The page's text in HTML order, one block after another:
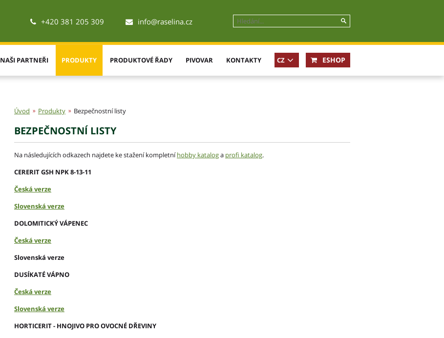
+420 381 205 309 info@raselina.cz
NAŠI PARTNEŘI PRODUKTY PRODUKTOVÉ ŘADY PIVOVAR KONTAKTY
CZ
EN
ESHOP
Úvod Produkty Bezpečnostní listy
BEZPEČNOSTNÍ LISTY
Na následujících odkazech najdete ke stažení kompletníhobby kataloga profi katalog.
CERERIT GSH NPK 8-13-11
Česká verze
Slovenská verze
DOLOMITICKÝ VÁPENEC
Česká verze
Slovenská verze
DUSÍKATÉ VÁPNO
Česká verze
Slovenská verze
HORTICERIT - HNOJIVO PRO OVOCNÉ DŘEVINY